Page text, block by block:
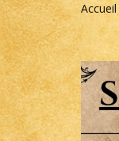
Accueil